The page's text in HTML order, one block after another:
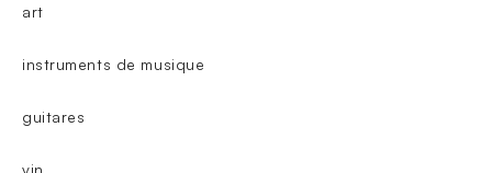
art
instruments de musique
guitares
vin